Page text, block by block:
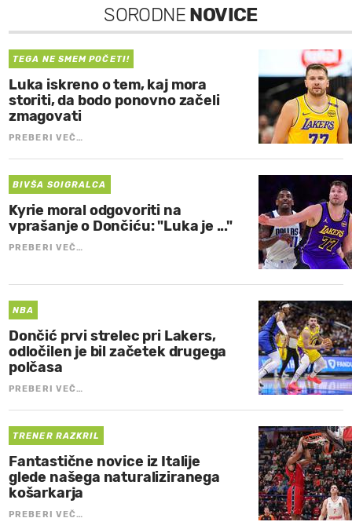
SORODNE NOVICE
TEGA NE SMEM POČETI!
Luka iskreno o tem, kaj mora
storiti, da bodo ponovno začeli
zmagovati
PREBERI VEČ…
BIVŠA SOIGRALCA
Kyrie moral odgovoriti na
vprašanje o Dončiću: "Luka je ..."
PREBERI VEČ…
NBA
Dončić prvi strelec pri Lakers,
odločilen je bil začetek drugega
polčasa
PREBERI VEČ…
TRENER RAZKRIL
Fantastične novice iz Italije
glede našega naturaliziranega
košarkarja
PREBERI VEČ…